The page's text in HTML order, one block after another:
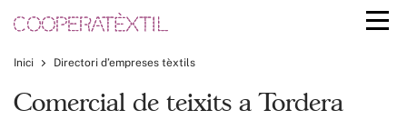
Inici Directori d’empreses tèxtils
Comercial de teixits a Tordera